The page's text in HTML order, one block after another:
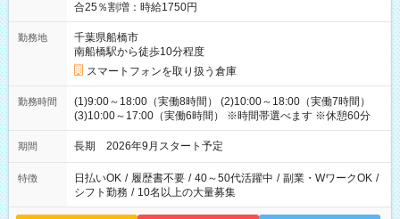
合25％割増：時給1750円
勤務地
千葉県船橋市
南船橋駅から徒歩10分程度
スマートフォンを取り扱う倉庫
勤務時間
(1)9:00～18:00（実働8時間） (2)10:00～18:00（実働7時間）
(3)10:00～17:00（実働6時間） ※時間帯選べます ※休憩60分
期間 長期 2026年9月スタート予定
特徴 日払いOK / 履歴書不要 / 40～50代活躍中 / 副業・WワークOK /
シフト勤務 / 10名以上の大量募集